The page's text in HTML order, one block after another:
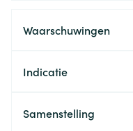
Waarschuwingen
Indicatie
Samenstelling